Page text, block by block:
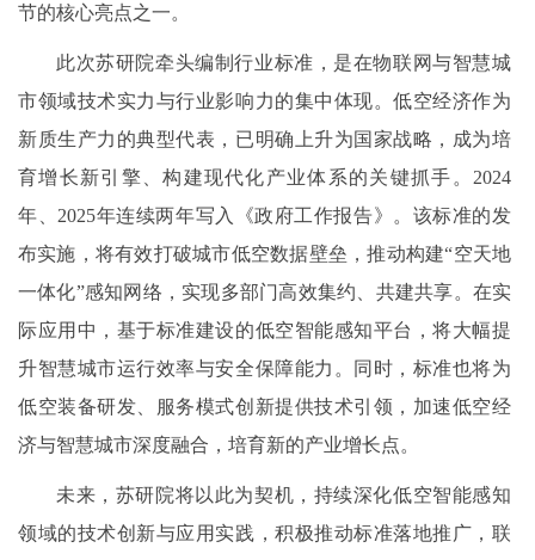
节的核心亮点之一。
此次苏研院牵头编制行业标准，是在物联网与智慧城
市领域技术实力与行业影响力的集中体现。低空经济作为
新质生产力的典型代表，已明确上升为国家战略，成为培
育增长新引擎、构建现代化产业体系的关键抓手。2024
年、2025年连续两年写入《政府工作报告》。该标准的发
布实施，将有效打破城市低空数据壁垒，推动构建“空天地
一体化”感知网络，实现多部门高效集约、共建共享。在实
际应用中，基于标准建设的低空智能感知平台，将大幅提
升智慧城市运行效率与安全保障能力。同时，标准也将为
低空装备研发、服务模式创新提供技术引领，加速低空经
济与智慧城市深度融合，培育新的产业增长点。
未来，苏研院将以此为契机，持续深化低空智能感知
领域的技术创新与应用实践，积极推动标准落地推广，联